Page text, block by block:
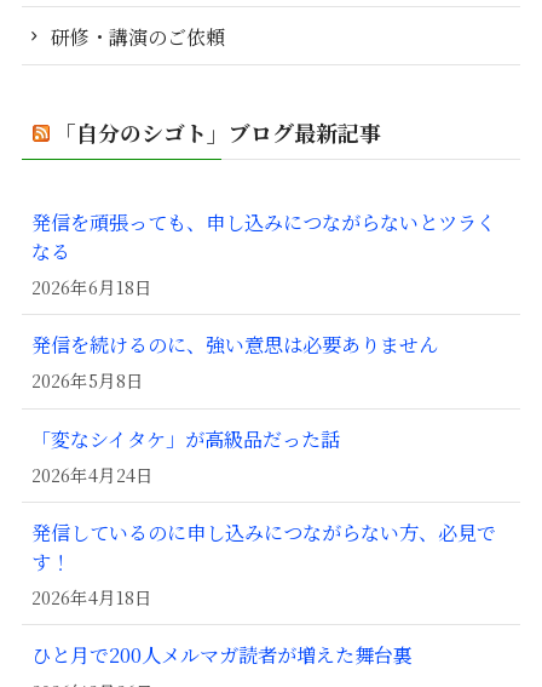
研修・講演のご依頼
「自分のシゴト」ブログ最新記事
発信を頑張っても、申し込みにつながらないとツラく
なる
2026年6月18日
発信を続けるのに、強い意思は必要ありません
2026年5月8日
「変なシイタケ」が高級品だった話
2026年4月24日
発信しているのに申し込みにつながらない方、必見で
す！
2026年4月18日
ひと月で200人メルマガ読者が増えた舞台裏